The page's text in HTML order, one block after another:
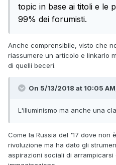
topic in base ai titoli e le
99% dei forumisti.
Anche comprensibile, visto che
riassumere un articolo e linkarlo
di quelli beceri.
On 5/13/2018 at 10:05
L'illuminismo ma anche una
Come la Russia del '17 dove non
rivoluzione ma ha dato gli
aspirazioni sociali di